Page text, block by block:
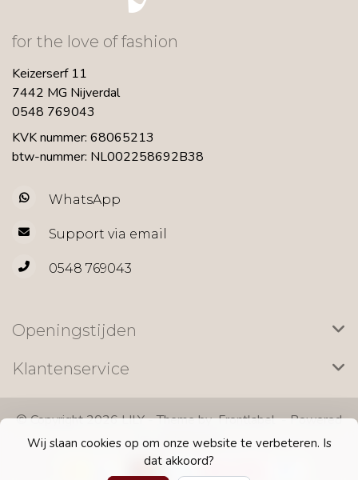
Wij slaan cookies op om onze website te verbeteren. Is
dat akkoord?
for the love of fashion
Keizerserf 11
7442 MG Nijverdal
0548 769043
KVK nummer: 68065213
btw-nummer: NL002258692B38
WhatsApp
Support via email
0548 769043
Openingstijden
Klantenservice
© Copyright 2026 LILY - Theme byFrontlabel- Powered
byLightspeed